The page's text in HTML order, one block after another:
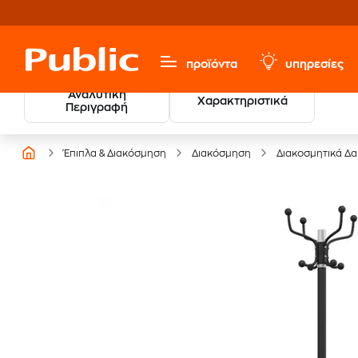
προϊόντα υπηρεσίες
Αναλυτική
Περιγραφή
Χαρακτηριστικά
Έπιπλα & Διακόσμηση Διακόσμηση Διακοσμητικά